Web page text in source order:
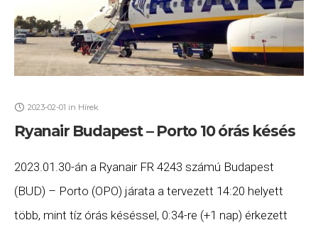
2023-02-01 in Hírek
Ryanair Budapest – Porto 10 órás késés
2023.01.30-án a Ryanair FR 4243 számú Budapest
(BUD) – Porto (OPO) járata a tervezett 14:20 helyett
több, mint tíz órás késéssel, 0:34-re (+1 nap) érkezett